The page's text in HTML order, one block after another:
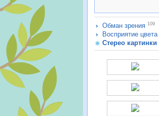
Обман зрения 109
Восприятие цвета
Стерео картинки